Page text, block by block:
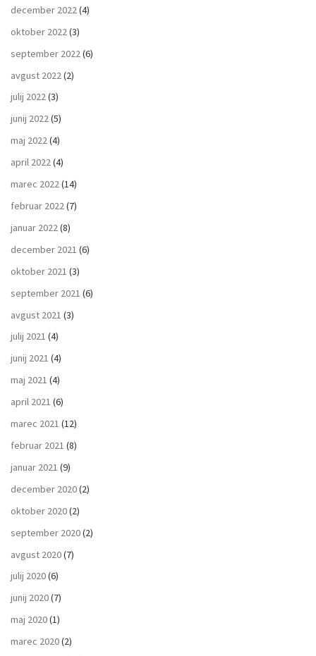
december 2022(4)
oktober 2022(3)
september 2022(6)
avgust 2022 (2)
julij 2022(3)
junij 2022(5)
maj 2022(4)
april 2022(4)
marec 2022(14)
februar 2022(7)
januar 2022(8)
december 2021 (6)
oktober 2021 (3)
september 2021 (6)
avgust 2021 (3)
julij 2021 (4)
junij 2021 (4)
maj 2021 (4)
april 2021 (6)
marec 2021 (12)
februar 2021 (8)
januar 2021 (9)
december 2020(2)
oktober 2020(2)
september 2020(2)
avgust 2020(7)
julij 2020(6)
junij 2020(7)
maj 2020(1)
marec 2020(2)